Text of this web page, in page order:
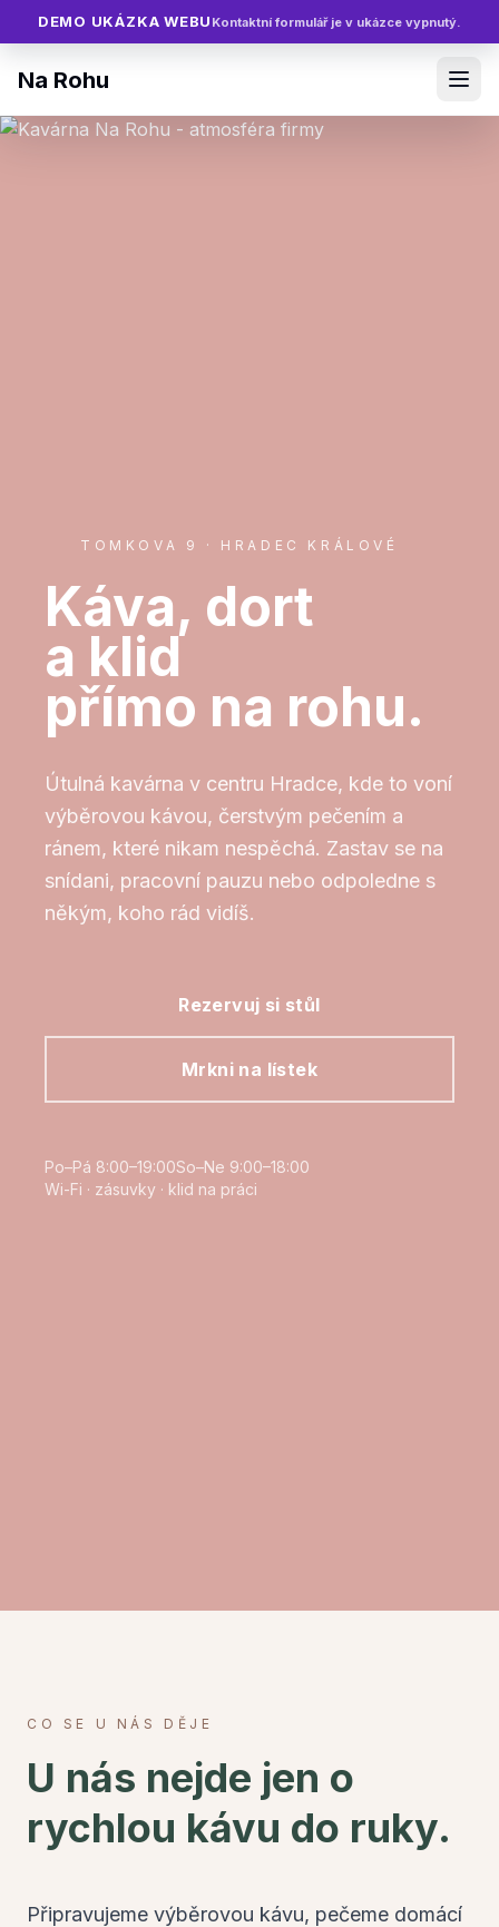
DEMO UKÁZKA WEBU Kontaktní formulář je v ukázce vypnutý.
Na Rohu
TOMKOVA 9 · HRADEC KRÁLOVÉ
Káva, dort
a klid
přímo na rohu.
Útulná kavárna v centru Hradce, kde to voní
výběrovou kávou, čerstvým pečením a
ránem, které nikam nespěchá. Zastav se na
snídani, pracovní pauzu nebo odpoledne s
někým, koho rád vidíš.
Rezervuj si stůl
Mrkni na lístek
Po–Pá 8:00–19:00So–Ne 9:00–18:00
Wi-Fi · zásuvky · klid na práci
CO SE U NÁS DĚJE
U nás nejde jen o
rychlou kávu do ruky.
Připravujeme výběrovou kávu, pečeme domácí